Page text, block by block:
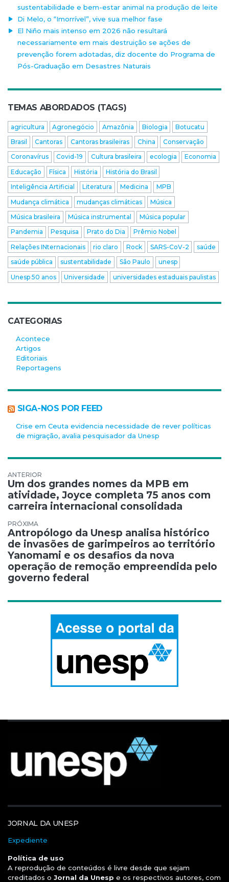
sustentabilidade e bem-estar animal na produção de leite
Di Melo, o “Imorrível”, vive sua melhor fase
El Niño mais intenso em 2026 não resultará
necessariamente em mais destruição se ações de
prevenção forem adotadas, diz docente do Programa de
Pós-Graduação em Desastres Naturais
TEMAS ABORDADOS (TAGS)
agricultura Agronegócio Amazônia Biologia
Botucatu
Brasil
Cantoras Cantoras brasileiras China
Conservação
Coronavírus
Covid-19 Cultura brasileira ecologia
Economia
Educação
Física História
História do Brasil
Inteligência Artificial
Literatura Medicina
MPB
Mudança climática
mudanças climáticas
Música
Música brasileira
Música instrumental
Música popular
Pandemia
Pesquisa Prato do Dia
Prêmio Nobel
Relações INternacionais
rio claro Rock SARS-CoV-2
saúde
saúde pública
sustentabilidade São Paulo
unesp
Unesp 50 anos
Universidade universidades estaduais paulistas
CATEGORIAS
Acontece
Artigos
Editoriais
Reportagens
SIGA-NOS POR FEED
Crise em Ceuta evidencia necessidade de rever políticas
de migração, avalia pesquisador da Unesp
Navegação de Post
Um dos grandes nomes da MPB em
atividade, Joyce completa 75 anos com
carreira internacional consolidada
Antropólogo da Unesp analisa histórico
de invasões de garimpeiros ao território
Yanomami e os desafios da nova
operação de remoção empreendida pelo
governo federal
JORNAL DA UNESP
Expediente
Política de uso
A reprodução de conteúdos é livre desde que sejam
creditados o Jornal da Unesp e os respectivos autores, com